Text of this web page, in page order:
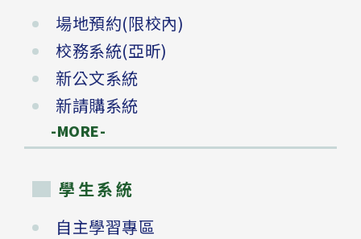
場地預約(限校內)
校務系統(亞昕)
新公文系統
新請購系統
-MORE-
學生系統
自主學習專區